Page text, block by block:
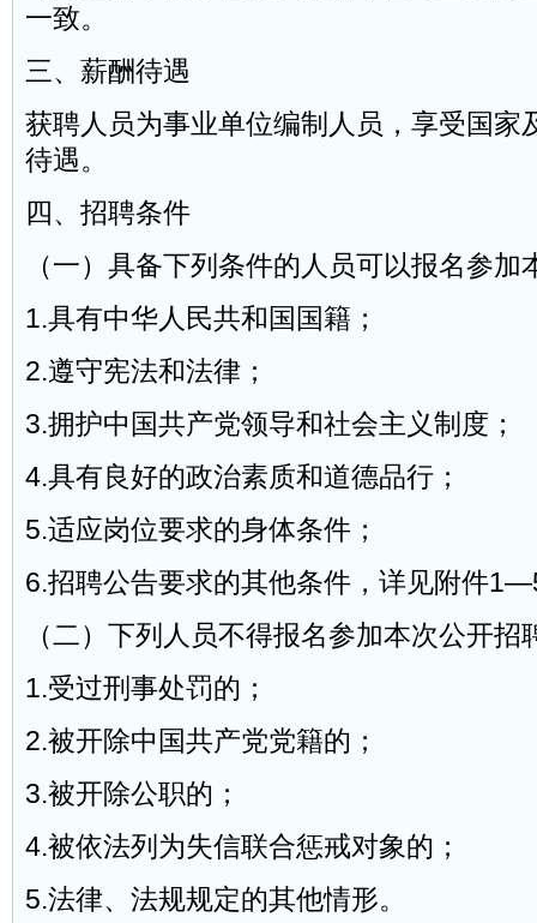
一致。
三、薪酬待遇
获聘人员为事业单位编制人员，享受国家
待遇。
四、招聘条件
（一）具备下列条件的人员可以报名参加
1.具有中华人民共和国国籍；
2.遵守宪法和法律；
3.拥护中国共产党领导和社会主义制度；
4.具有良好的政治素质和道德品行；
5.适应岗位要求的身体条件；
6.招聘公告要求的其他条件，详见附件
（二）下列人员不得报名参加本次公开招
1.受过刑事处罚的；
2.被开除中国共产党党籍的；
3.被开除公职的；
4.被依法列为失信联合惩戒对象的；
5.法律、法规规定的其他情形。